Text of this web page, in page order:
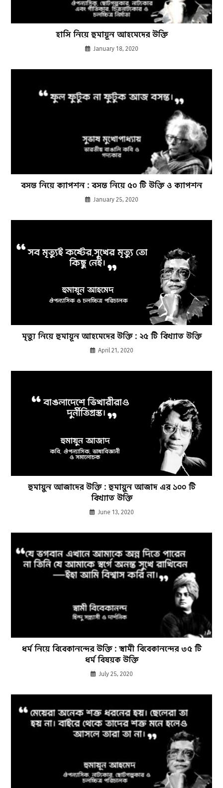
হাসি নিয়ে হুমায়ূন আহমেদের উক্তি
January 18, 2020
বসন্ত নিয়ে ক্যাপশন : বসন্ত নিয়ে ৫০ টি উক্তি ও ক্যাপশন
January 25, 2020
মৃত্যু নিয়ে হুমায়ূন আহমেদের উক্তি : ২৫ টি বিখ্যাত উক্তি
April 21, 2020
হুমায়ুন আজাদের উক্তি : হুমায়ুন আজাদ এর ১০০ টি
বিখ্যাত উক্তি
June 13, 2020
ধর্ম নিয়ে বিবেকানন্দের উক্তি : স্বামী বিবেকানন্দের ৩৫ টি
ধর্ম বিষয়ক উক্তি
July 25, 2020